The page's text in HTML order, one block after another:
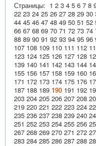
Страницы: 1 2 3 4 5 6 7 8
22 23 24 25 26 27 28 29 30
44 45 46 47 48 49 50 51 52
66 67 68 69 70 71 72 73 74
88 89 90 91 92 93 94 95 96
107 108 109 110 111 112
123 124 125 126 127 128
139 140 141 142 143 144
155 156 157 158 159 160
171 172 173 174 175 176
187 188 189 190 191 192
203 204 205 206 207 208
219 220 221 222 223 224
235 236 237 238 239 240
251 252 253 254 255 256
267 268 269 270 271 272
283 284 285 286 287 288